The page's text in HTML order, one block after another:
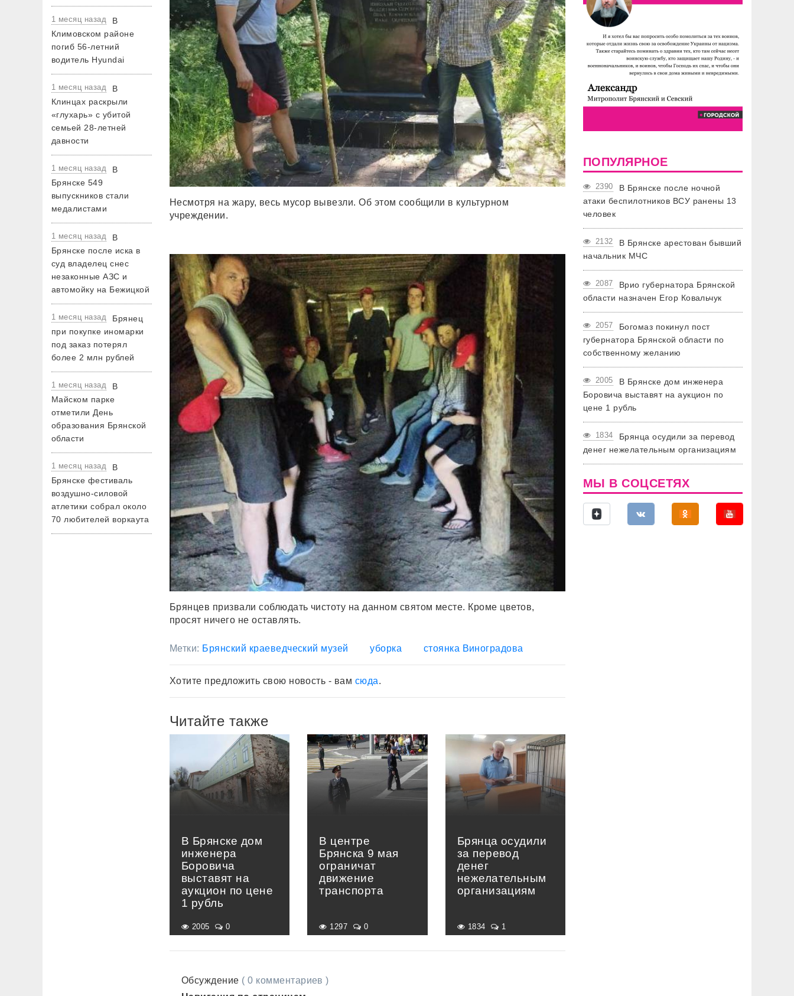
1 месяц назад
В
Климовском районе
погиб 56-летний
водитель Hyundai
1 месяц назад
В
Клинцах раскрыли
«глухарь» с убитой
семьей 28-летней
давности
1 месяц назад
В
Брянске 549
выпускников стали
медалистами
1 месяц назад
В
Брянске после иска в
суд владелец снес
незаконные АЗС и
автомойку на Бежицкой
1 месяц назад
Брянец
при покупке иномарки
под заказ потерял
более 2 млн рублей
1 месяц назад
В
Майском парке
отметили День
образования Брянской
области
1 месяц назад
В
Брянске фестиваль
воздушно-силовой
атлетики собрал около
70 любителей воркаута
Несмотря на жару, весь мусор вывезли. Об этом сообщили в культурном
учреждении.
Брянцев призвали соблюдать чистоту на данном святом месте. Кроме цветов,
просят ничего не оставлять.
Метки: Брянский краеведческий музей уборка стоянка Виноградова
Хотите предложить свою новость - вам сюда.
Читайте также
В Брянске дом
инженера
Боровича
выставят на
аукцион по цене
1 рубль
2005 0
В центре
Брянска 9 мая
ограничат
движение
транспорта
1297 0
Брянца осудили
за перевод
денег
нежелательным
организациям
1834 1
Обсуждение ( 0 комментариев )
ПОПУЛЯРНОЕ
2390
В Брянске после ночной
атаки беспилотников ВСУ ранены 13
человек
2132
В Брянске арестован бывший
начальник МЧС
2087
Врио губернатора Брянской
области назначен Егор Ковальчук
2057
Богомаз покинул пост
губернатора Брянской области по
собственному желанию
2005
В Брянске дом инженера
Боровича выставят на аукцион по
цене 1 рубль
1834
Брянца осудили за перевод
денег нежелательным организациям
МЫ В СОЦСЕТЯХ